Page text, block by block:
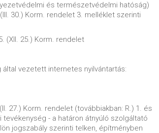
és természetvédelmi hatóság)
30.) Korm. rendelet 3. melléklet szerinti
(XII. 25.) Korm. rendelet
vezetett internetes nyilvántartás:
27.) Korm. rendelet (továbbiakban: R.) 1. és
- a határon átnyúló szolgáltató
jogszabály szerinti telken, építményben